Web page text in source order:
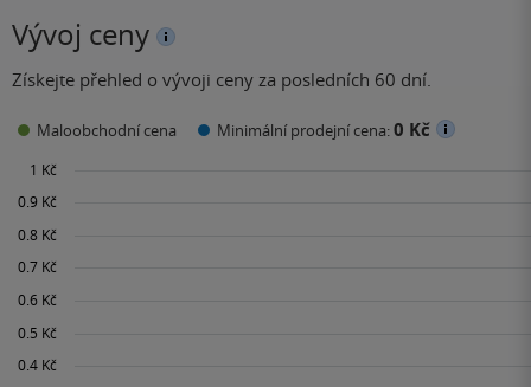
Vývoj ceny
Získejte přehled o vývoji ceny za posledních 60 dní.
Maloobchodní cena Minimální prodejní cena:0 Kč